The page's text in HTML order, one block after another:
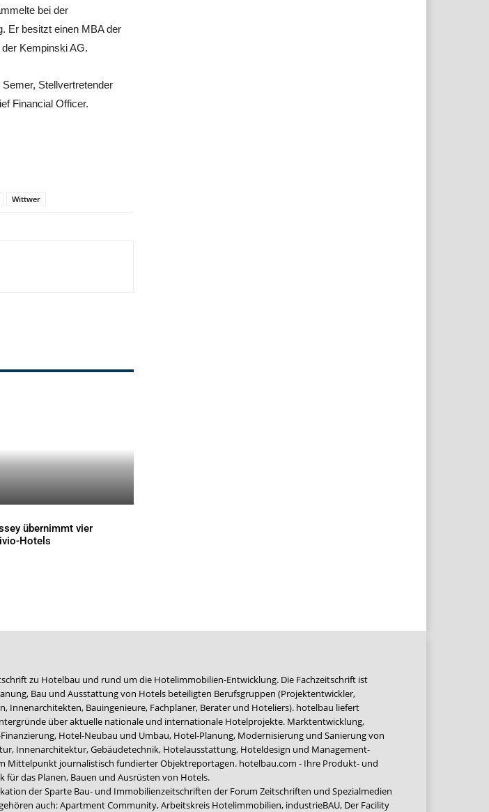
bei der
Er besitzt einen MBA der
Kempinski AG.
Stellvertretender
Financial Officer.
Wittwer
übernimmt vier
Hotels
zu Hotelbau und rund um die Hotelimmobilien-Entwicklung. Die Fachzeitschrift ist
Bau und Ausstattung von Hotels beteiligten Berufsgruppen (Projektentwickler,
Innenarchitekten, Bauingenieure, Fachplaner, Berater und Hoteliers). hotelbau liefert
über aktuelle nationale und internationale Hotelprojekte. Marktentwicklung,
Hotel-Neubau und Umbau, Hotel-Planung, Modernisierung und Sanierung von
Innenarchitektur, Gebäudetechnik, Hotelausstattung, Hoteldesign und Management-
Mittelpunkt journalistisch fundierter Objektreportagen. hotelbau.com - Ihre Produkt- und
für das Planen, Bauen und Ausrüsten von Hotels.
der Sparte Bau- und Immobilienzeitschriften der Forum Zeitschriften und Spezialmedien
auch:Apartment Community,Arbeitskreis Hotelimmobilien, industrieBAU, Der Facility